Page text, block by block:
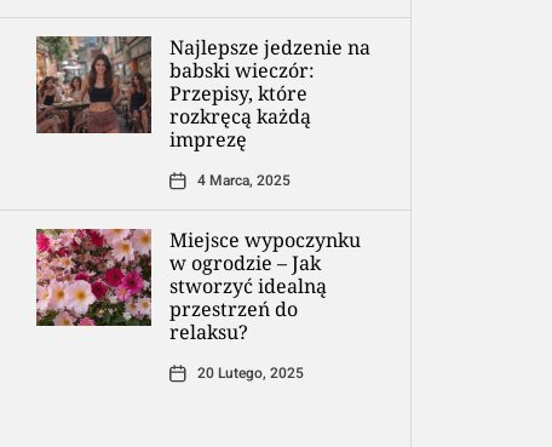
Najlepsze jedzenie na
babski wieczór:
Przepisy, które
rozkręcą każdą
imprezę
4 Marca, 2025
Miejsce wypoczynku
w ogrodzie – Jak
stworzyć idealną
przestrzeń do
relaksu?
20 Lutego, 2025